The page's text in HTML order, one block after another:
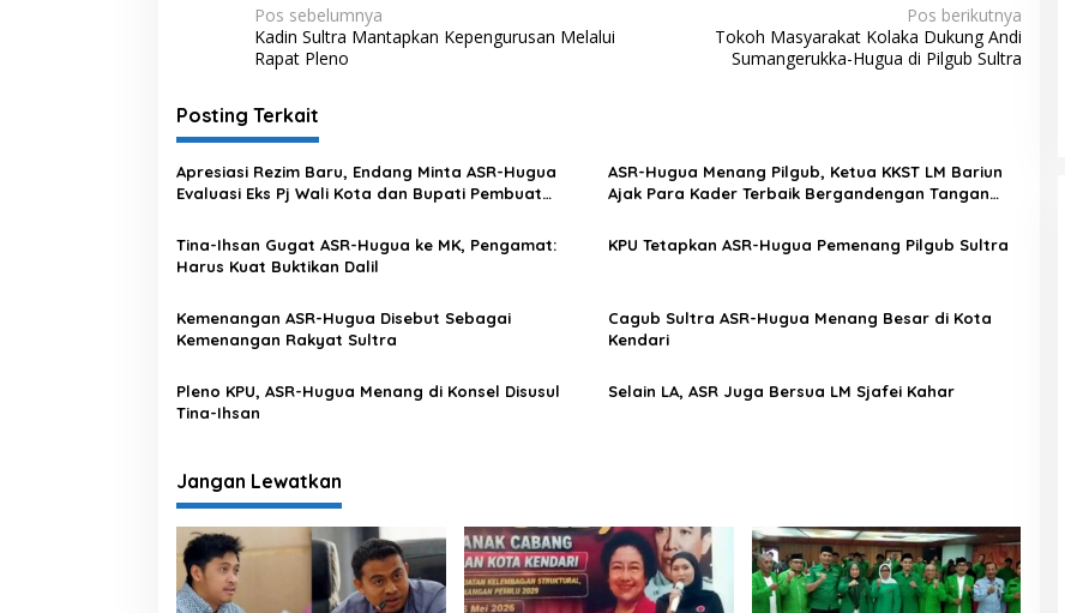
N
a
i
g
a
i
o
s
Pos sebelumnya
Kadin Sultra Mantapkan Kepengurusan Melalui
Rapat Pleno
Pos berikutnya
Tokoh Masyarakat Kolaka Dukung Andi
Sumangerukka-Hugua di Pilgub Sultra
Posting Terkait
Apresiasi Rezim Baru, Endang Minta ASR-Hugua
Evaluasi Eks Pj Wali Kota dan Bupati Pembuat
ASR-Hugua Menang Pilgub, Ketua KKST LM Bariun
Ajak Para Kader Terbaik Bergandengan Tangan
Tina-Ihsan Gugat ASR-Hugua ke MK, Pengamat:
Harus Kuat Buktikan Dalil
KPU Tetapkan ASR-Hugua Pemenang Pilgub Sultra
Kemenangan ASR-Hugua Disebut Sebagai
Kemenangan Rakyat Sultra
Cagub Sultra ASR-Hugua Menang Besar di Kota
Kendari
Pleno KPU, ASR-Hugua Menang di Konsel Disusul
Tina-Ihsan
Selain LA, ASR Juga Bersua LM Sjafei Kahar
Jangan Lewatkan